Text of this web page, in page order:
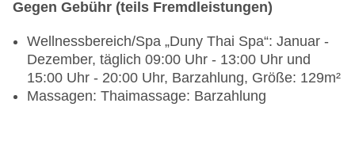
Gegen Gebühr (teils Fremdleistungen)
Wellnessbereich/Spa „Duny Thai Spa“: Januar -
Dezember, täglich 09:00 Uhr - 13:00 Uhr und
15:00 Uhr - 20:00 Uhr, Barzahlung, Größe: 129m²
Massagen: Thaimassage: Barzahlung